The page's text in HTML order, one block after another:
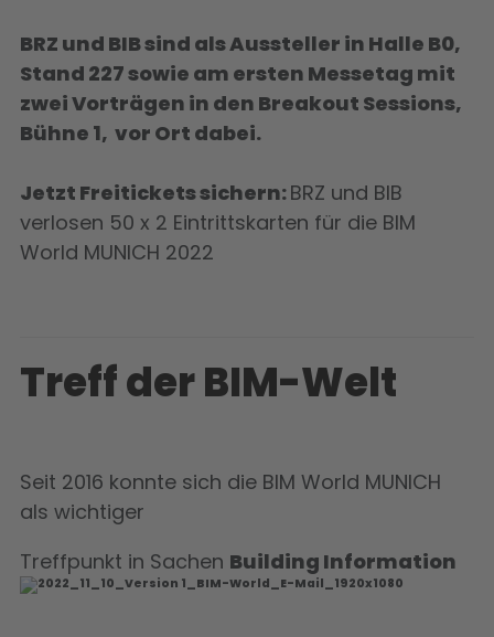
BRZ und BIB sind als Aussteller in Halle B0,
Stand 227 sowie am ersten Messetag mit
zwei Vorträgen in den Breakout Sessions,
Bühne 1, vor Ort dabei.
Jetzt Freitickets sichern:BRZ und BIB
verlosen 50 x 2 Eintrittskarten für die BIM
World MUNICH 2022
Treff der BIM-Welt
Seit 2016 konnte sich die BIM World MUNICH
als wichtiger
Treffpunkt in Sachen Building Information